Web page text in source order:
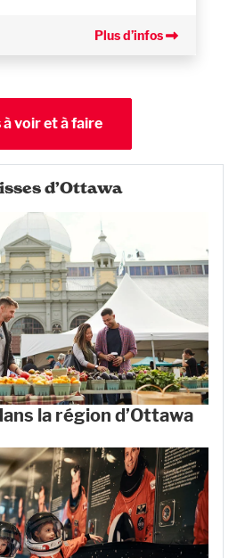
Plus d’infos
à voir et à faire
d’Ottawa
la région d’Ottawa